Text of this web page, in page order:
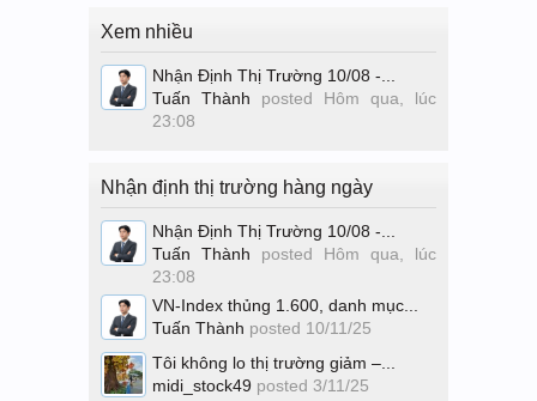
Xem nhiều
Nhận Định Thị Trường 10/08 -...
Tuấn Thành posted Hôm qua, lúc
23:08
Nhận định thị trường hàng ngày
Nhận Định Thị Trường 10/08 -...
Tuấn Thành posted Hôm qua, lúc
23:08
VN-Index thủng 1.600, danh mục...
Tuấn Thành posted 10/11/25
Tôi không lo thị trường giảm –...
midi_stock49 posted 3/11/25